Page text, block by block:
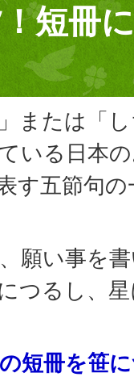
短冊
または「
いる日本
す五節句
願い事を
つるし、
短冊を笹